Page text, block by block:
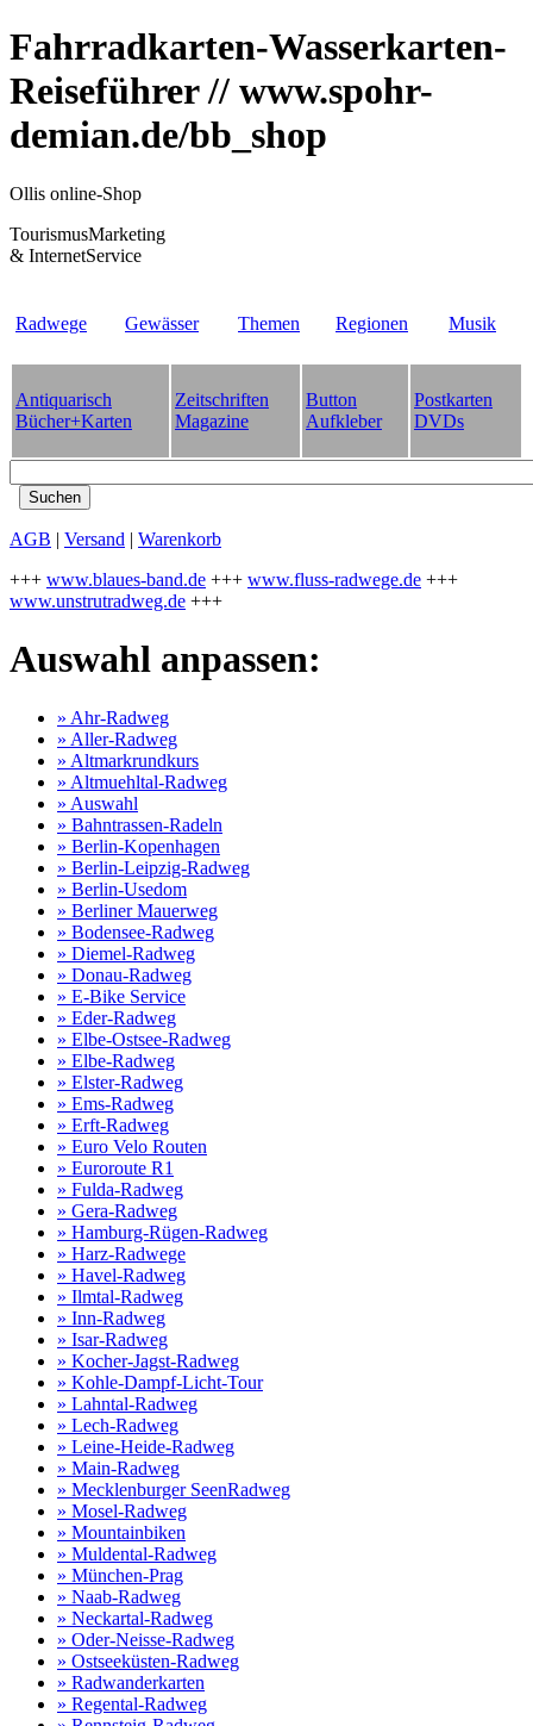
Fahrradkarten-Wasserkarten-
Reiseführer // www.spohr-
demian.de/bb_shop
Ollis online-Shop
TourismusMarketing
& InternetService
Radwege Gewässer Themen Regionen Musik
Antiquarisch
Bücher+Karten
Zeitschriften
Magazine
Button
Aufkleber
Postkarten
DVDs
AGB | Versand | Warenkorb
+++ www.blaues-band.de +++ www.fluss-radwege.de +++
www.unstrutradweg.de +++
Auswahl anpassen:
» Ahr-Radweg
» Aller-Radweg
» Altmarkrundkurs
» Altmuehltal-Radweg
» Auswahl
» Bahntrassen-Radeln
» Berlin-Kopenhagen
» Berlin-Leipzig-Radweg
» Berlin-Usedom
» Berliner Mauerweg
» Bodensee-Radweg
» Diemel-Radweg
» Donau-Radweg
» E-Bike Service
» Eder-Radweg
» Elbe-Ostsee-Radweg
» Elbe-Radweg
» Elster-Radweg
» Ems-Radweg
» Erft-Radweg
» Euro Velo Routen
» Euroroute R1
» Fulda-Radweg
» Gera-Radweg
» Hamburg-Rügen-Radweg
» Harz-Radwege
» Havel-Radweg
» Ilmtal-Radweg
» Inn-Radweg
» Isar-Radweg
» Kocher-Jagst-Radweg
» Kohle-Dampf-Licht-Tour
» Lahntal-Radweg
» Lech-Radweg
» Leine-Heide-Radweg
» Main-Radweg
» Mecklenburger SeenRadweg
» Mosel-Radweg
» Mountainbiken
» Muldental-Radweg
» München-Prag
» Naab-Radweg
» Neckartal-Radweg
» Oder-Neisse-Radweg
» Ostseeküsten-Radweg
» Radwanderkarten
» Regental-Radweg